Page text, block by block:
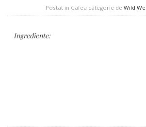
Postat in Cafea categorie de Wild
Ingrediente: